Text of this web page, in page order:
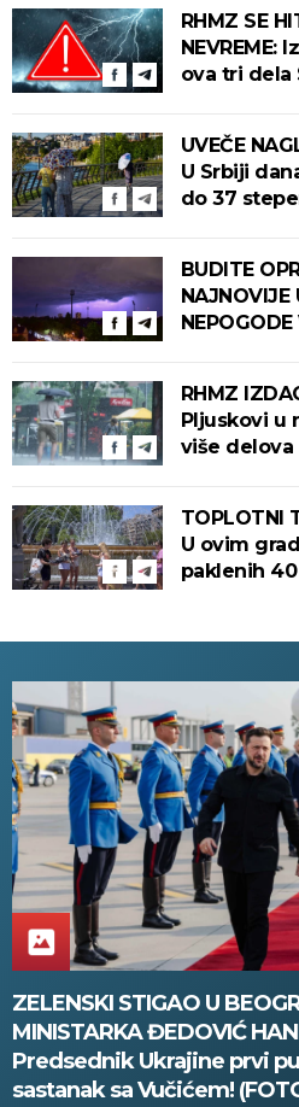
RHMZ SE
NEVREME:
ova tri dela
UVEČE
U Srbiji
do 37
BUDITE
NAJNOVIJE
RHMZ
Pljuskovi u
više delova
TOPLOTNI
U ovim
paklenih
ZELENSKI STIGAO U
MINISTARKA ĐEDOVIĆ
Predsednik Ukrajine prvi
sastanak sa Vučićem!